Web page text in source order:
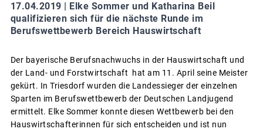
17.04.2019 |
Elke Sommer und Katharina Beil
qualifizieren sich für die nächste Runde im
Berufswettbewerb Bereich Hauswirtschaft
Der bayerische Berufsnachwuchs in der Hauswirtschaft und
der Land- und Forstwirtschaft hat am 11. April seine Meister
gekürt. In Triesdorf wurden die Landessieger der einzelnen
Sparten im Berufswettbewerb der Deutschen Landjugend
ermittelt. Elke Sommer konnte diesen Wettbewerb bei den
Hauswirtschafterinnen für sich entscheiden und ist nun